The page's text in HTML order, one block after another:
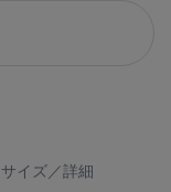
サイズ／詳細